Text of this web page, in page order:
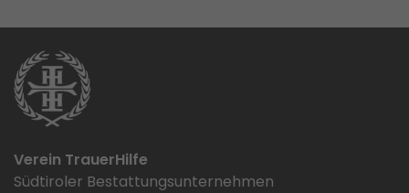
Verein TrauerHilfe
Südtiroler Bestattungsunternehmen